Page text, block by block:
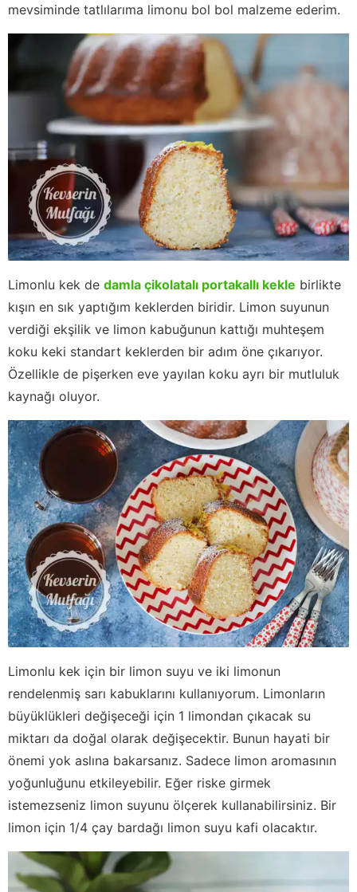
mevsiminde tatlılarıma limonu bol bol malzeme ederim.
Limonlu kek de damla çikolatalı portakallı kekle birlikte
kışın en sık yaptığım keklerden biridir. Limon suyunun
verdiği ekşilik ve limon kabuğunun kattığı muhteşem
koku keki standart keklerden bir adım öne çıkarıyor.
Özellikle de pişerken eve yayılan koku ayrı bir mutluluk
kaynağı oluyor.
Limonlu kek için bir limon suyu ve iki limonun
rendelenmiş sarı kabuklarını kullanıyorum. Limonların
büyüklükleri değişeceği için 1 limondan çıkacak su
miktarı da doğal olarak değişecektir. Bunun hayati bir
önemi yok aslına bakarsanız. Sadece limon aromasının
yoğunluğunu etkileyebilir. Eğer riske girmek
istemezseniz limon suyunu ölçerek kullanabilirsiniz. Bir
limon için 1/4 çay bardağı limon suyu kafi olacaktır.